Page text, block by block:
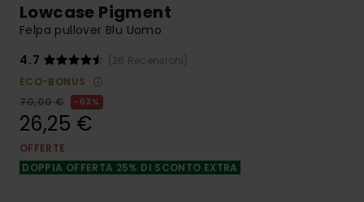
Lowcase Pigment
Felpa pullover Blu Uomo
4.7
(26 Recensioni)
ECO-BONUS
70,00 €
63%
26,25 €
OFFERTE
DOPPIA OFFERTA 25% DI SCONTO EXTRA